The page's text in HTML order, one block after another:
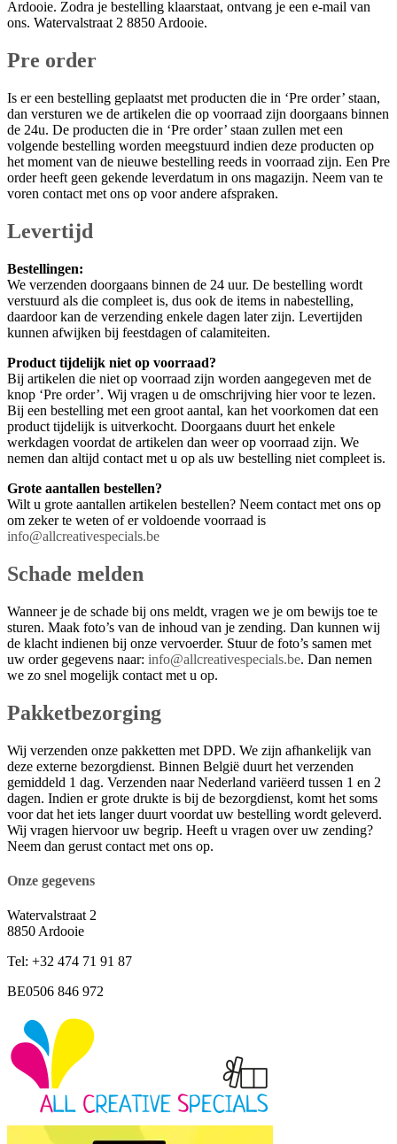
Ardooie. Zodra je bestelling klaarstaat, ontvang je een e-mail van
ons. Watervalstraat 2 8850 Ardooie.
Pre order
Is er een bestelling geplaatst met producten die in ‘Pre order’ staan,
dan versturen we de artikelen die op voorraad zijn doorgaans binnen
de 24u. De producten die in ‘Pre order’ staan zullen met een
volgende bestelling worden meegstuurd indien deze producten op
het moment van de nieuwe bestelling reeds in voorraad zijn. Een Pre
order heeft geen gekende leverdatum in ons magazijn. Neem van te
voren contact met ons op voor andere afspraken.
Levertijd
Bestellingen:
We verzenden doorgaans binnen de 24 uur. De bestelling wordt
verstuurd als die compleet is, dus ook de items in nabestelling,
daardoor kan de verzending enkele dagen later zijn. Levertijden
kunnen afwijken bij feestdagen of calamiteiten.
Product tijdelijk niet op voorraad?
Bij artikelen die niet op voorraad zijn worden aangegeven met de
knop ‘Pre order’. Wij vragen u de omschrijving hier voor te lezen.
Bij een bestelling met een groot aantal, kan het voorkomen dat een
product tijdelijk is uitverkocht. Doorgaans duurt het enkele
werkdagen voordat de artikelen dan weer op voorraad zijn. We
nemen dan altijd contact met u op als uw bestelling niet compleet is.
Grote aantallen bestellen?
Wilt u grote aantallen artikelen bestellen? Neem contact met ons op
om zeker te weten of er voldoende voorraad is
info@allcreativespecials.be
Schade melden
Wanneer je de schade bij ons meldt, vragen we je om bewijs toe te
sturen. Maak foto’s van de inhoud van je zending. Dan kunnen wij
de klacht indienen bij onze vervoerder. Stuur de foto’s samen met
uw order gegevens naar: info@allcreativespecials.be. Dan nemen
we zo snel mogelijk contact met u op.
Pakketbezorging
Wij verzenden onze pakketten met DPD. We zijn afhankelijk van
deze externe bezorgdienst. Binnen België duurt het verzenden
gemiddeld 1 dag. Verzenden naar Nederland variëerd tussen 1 en 2
dagen. Indien er grote drukte is bij de bezorgdienst, komt het soms
voor dat het iets langer duurt voordat uw bestelling wordt geleverd.
Wij vragen hiervoor uw begrip. Heeft u vragen over uw zending?
Neem dan gerust contact met ons op.
Onze gegevens
Watervalstraat 2
8850 Ardooie
Tel: +32 474 71 91 87
BE0506 846 972